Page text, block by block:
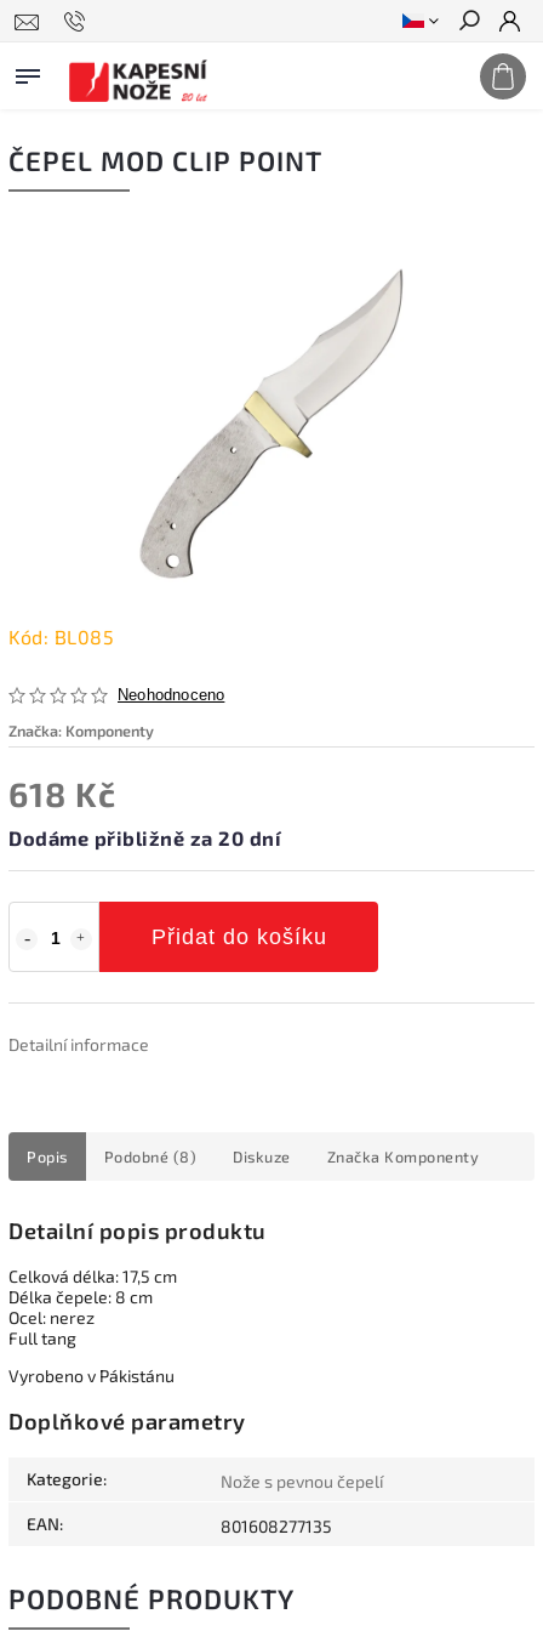
Hledat
ČEPEL MOD CLIP POINT
Kód: BL085
Neohodnoceno
Značka: Komponenty
618 Kč
Dodáme přibližně za 20 dní
Přidat do košíku
Detailní informace
Popis Podobné (8) Diskuze Značka Komponenty
Detailní popis produktu
Celková délka: 17,5 cm
Délka čepele: 8 cm
Ocel: nerez
Full tang
Vyrobeno v Pákistánu
Doplňkové parametry
Kategorie: Nože s pevnou čepelí
EAN: 801608277135
PODOBNÉ PRODUKTY